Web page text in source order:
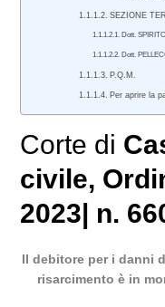
SEZIONE
Dott.
Dott.
P.Q.M.
Per aprire la
Corte di
civile,
2023| n.
Il debitore per i danni
risarcimento è in